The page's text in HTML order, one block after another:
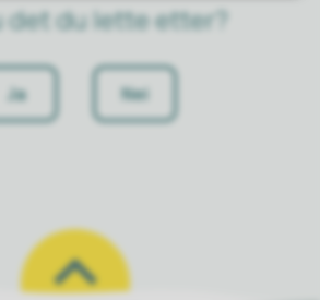
det du lette etter?
Ja Nei